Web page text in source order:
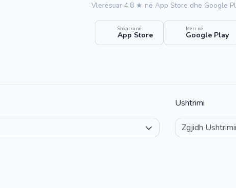
Vlerësuar 4.8 ★ në App Store dhe Google
Shkarko në
App Store
Merr në
Google Play
Ushtrimi